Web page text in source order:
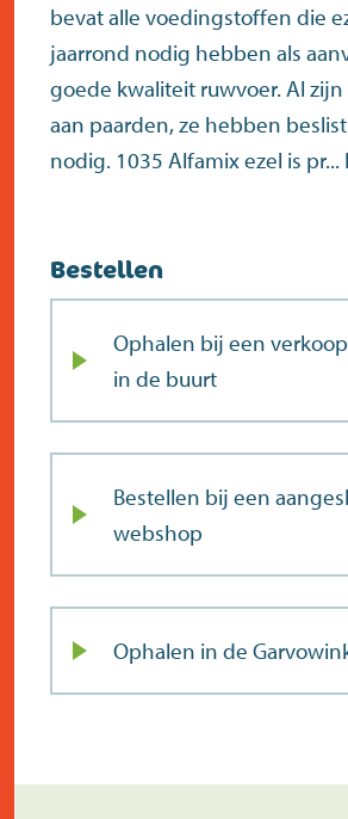
bevat alle voedingstoffen die
jaarrond nodig hebben als
goede kwaliteit ruwvoer. Al
aan paarden, ze hebben
nodig. 1035 Alfamix ezel is pr...
Bestellen
Ophalen bij een
in de buurt
Bestellen bij een
webshop
Ophalen in de